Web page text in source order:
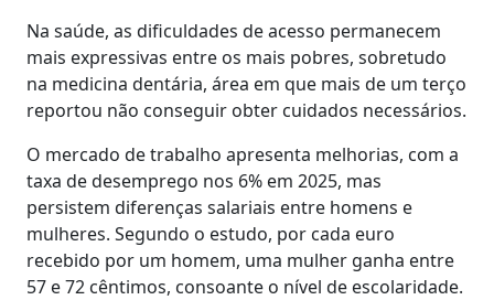
Na saúde, as dificuldades de acesso permanecem
mais expressivas entre os mais pobres, sobretudo
na medicina dentária, área em que mais de um terço
reportou não conseguir obter cuidados necessários.
O mercado de trabalho apresenta melhorias, com a
taxa de desemprego nos 6% em 2025, mas
persistem diferenças salariais entre homens e
mulheres. Segundo o estudo, por cada euro
recebido por um homem, uma mulher ganha entre
57 e 72 cêntimos, consoante o nível de escolaridade.